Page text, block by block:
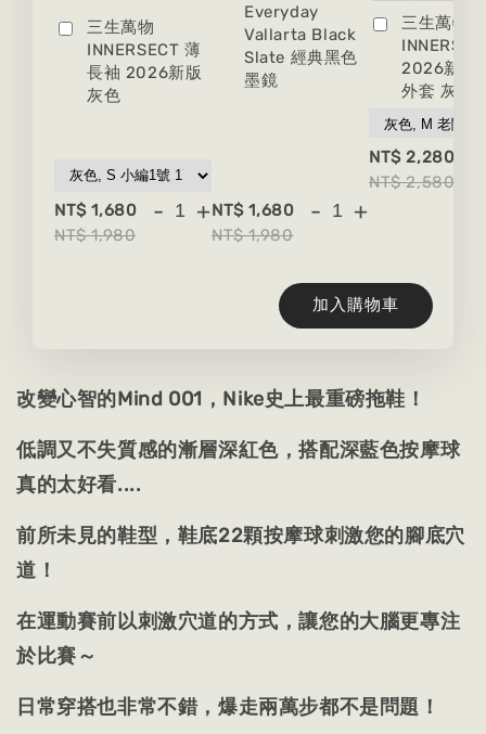
三生萬物
INNERSECT 薄
長袖 2026新版
灰色
NT$ 1,680
NT$ 1,980
- +
Everyday
Vallarta Black
Slate 經典黑色
墨鏡
NT$ 1,680
NT$ 1,980
- +
三生萬物
2026新版
外套 灰色
NT$ 2,280
NT$ 2,580
加入購物車
改變心智的Mind 001， Nike史上最重磅拖鞋！
低調又不失質感的漸層深紅色，搭配深藍色按摩球
真的太好看....
前所未見的鞋型，鞋底22顆按摩球刺激您的腳底穴
道！
在運動賽前以刺激穴道的方式，讓您的大腦更專注
於比賽～
日常穿搭也非常不錯，爆走兩萬步都不是問題！